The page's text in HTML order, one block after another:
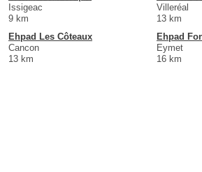
Issigeac
9 km
Villeréal
13 km
Ehpad Les Côteaux
Cancon
13 km
Ehpad
Eymet
16 km